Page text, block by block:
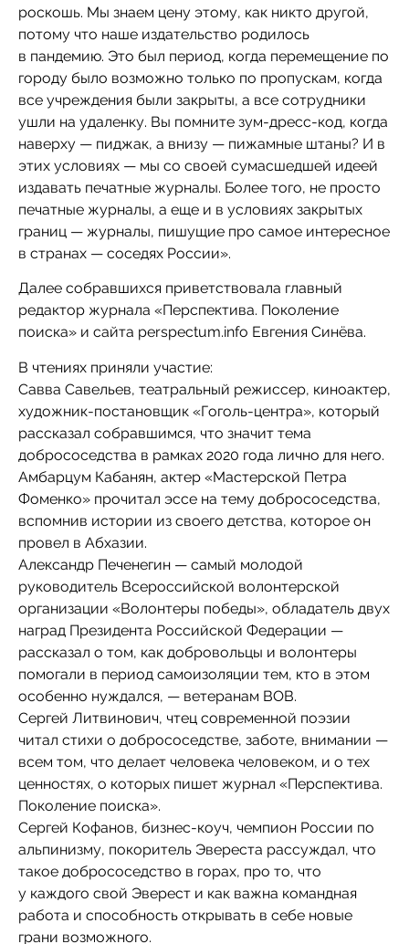
роскошь. Мы знаем цену этому, как никто другой,
потому что наше издательство родилось
в пандемию. Это был период, когда перемещение по
городу было возможно только по пропускам, когда
все учреждения были закрыты, а все сотрудники
ушли на удаленку. Вы помните зум-дресс-код, когда
наверху — пиджак, а внизу — пижамные штаны? И в
этих условиях — мы со своей сумасшедшей идеей
издавать печатные журналы. Более того, не просто
печатные журналы, а еще и в условиях закрытых
границ — журналы, пишущие про самое интересное
в странах — соседях России».
Далее собравшихся приветствовала главный
редактор журнала «Перспектива. Поколение
поиска» и сайта perspectum.info Евгения Синёва.
В чтениях приняли участие:
Савва Савельев, театральный режиссер, киноактер,
художник-постановщик «Гоголь-центра», который
рассказал собравшимся, что значит тема
добрососедства в рамках 2020 года лично для него.
Амбарцум Кабанян, актер «Мастерской Петра
Фоменко» прочитал эссе на тему добрососедства,
вспомнив истории из своего детства, которое он
провел в Абхазии.
Александр Печенегин — самый молодой
руководитель Всероссийской волонтерской
организации «Волонтеры победы», обладатель двух
наград Президента Российской Федерации —
рассказал о том, как добровольцы и волонтеры
помогали в период самоизоляции тем, кто в этом
особенно нуждался, — ветеранам ВОВ.
Сергей Литвинович, чтец современной поэзии
читал стихи о добрососедстве, заботе, внимании —
всем том, что делает человека человеком, и о тех
ценностях, о которых пишет журнал «Перспектива.
Поколение поиска».
Сергей Кофанов, бизнес-коуч, чемпион России по
альпинизму, покоритель Эвереста рассуждал, что
такое добрососедство в горах, про то, что
у каждого свой Эверест и как важна командная
работа и способность открывать в себе новые
грани возможного.